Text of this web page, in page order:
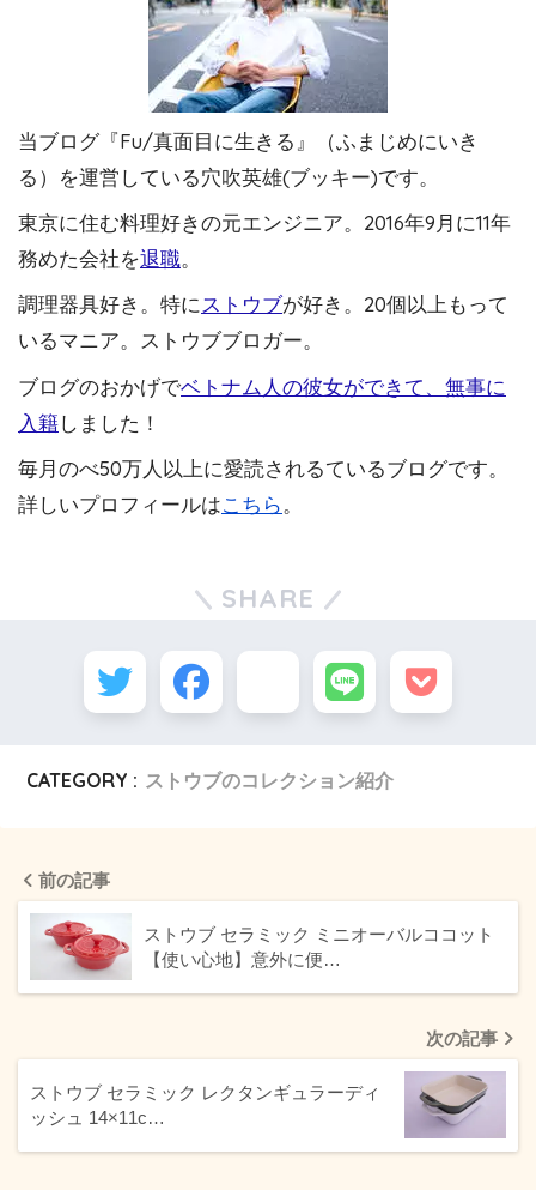
当ブログ『Fu/真面目に生きる』（ふまじめにいき
る）を運営している穴吹英雄(ブッキー)です。
東京に住む料理好きの元エンジニア。2016年9月に11年
務めた会社を退職。
調理器具好き。特にストウブが好き。20個以上もって
いるマニア。ストウブブロガー。
ブログのおかげでベトナム人の彼女ができて、無事に
入籍しました！
毎月のべ50万人以上に愛読されるているブログです。
詳しいプロフィールはこちら。
SHARE
CATEGORY : ストウブのコレクション紹介
前の記事
ストウブ セラミック ミニオーバルココット
【使い心地】意外に便…
次の記事
ストウブ セラミック レクタンギュラーディ
ッシュ 14×11c…